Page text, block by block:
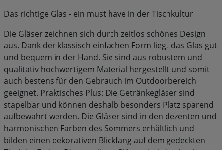
Das richtige Glas - ein must have in der Tischkultur
Die Gläser zeichnen sich durch zeitlos schönes Design
aus. Dank der klassisch einfachen Form liegt das Glas gut
und bequem in der Hand. Sie sind aus robustem und
qualitativ hochwertigem Material hergestellt und somit
auch bestens für den Gebrauch im Outdoorbereich
geeignet. Praktisches Plus: Die Getränkegläser sind
stapelbar und können deshalb besonders Platz sparend
aufbewahrt werden. Die Gläser sind in den dezenten und
harmonischen Farben des Sommers erhältlich und
bilden einen dekorativen Blickfang auf dem gedeckten